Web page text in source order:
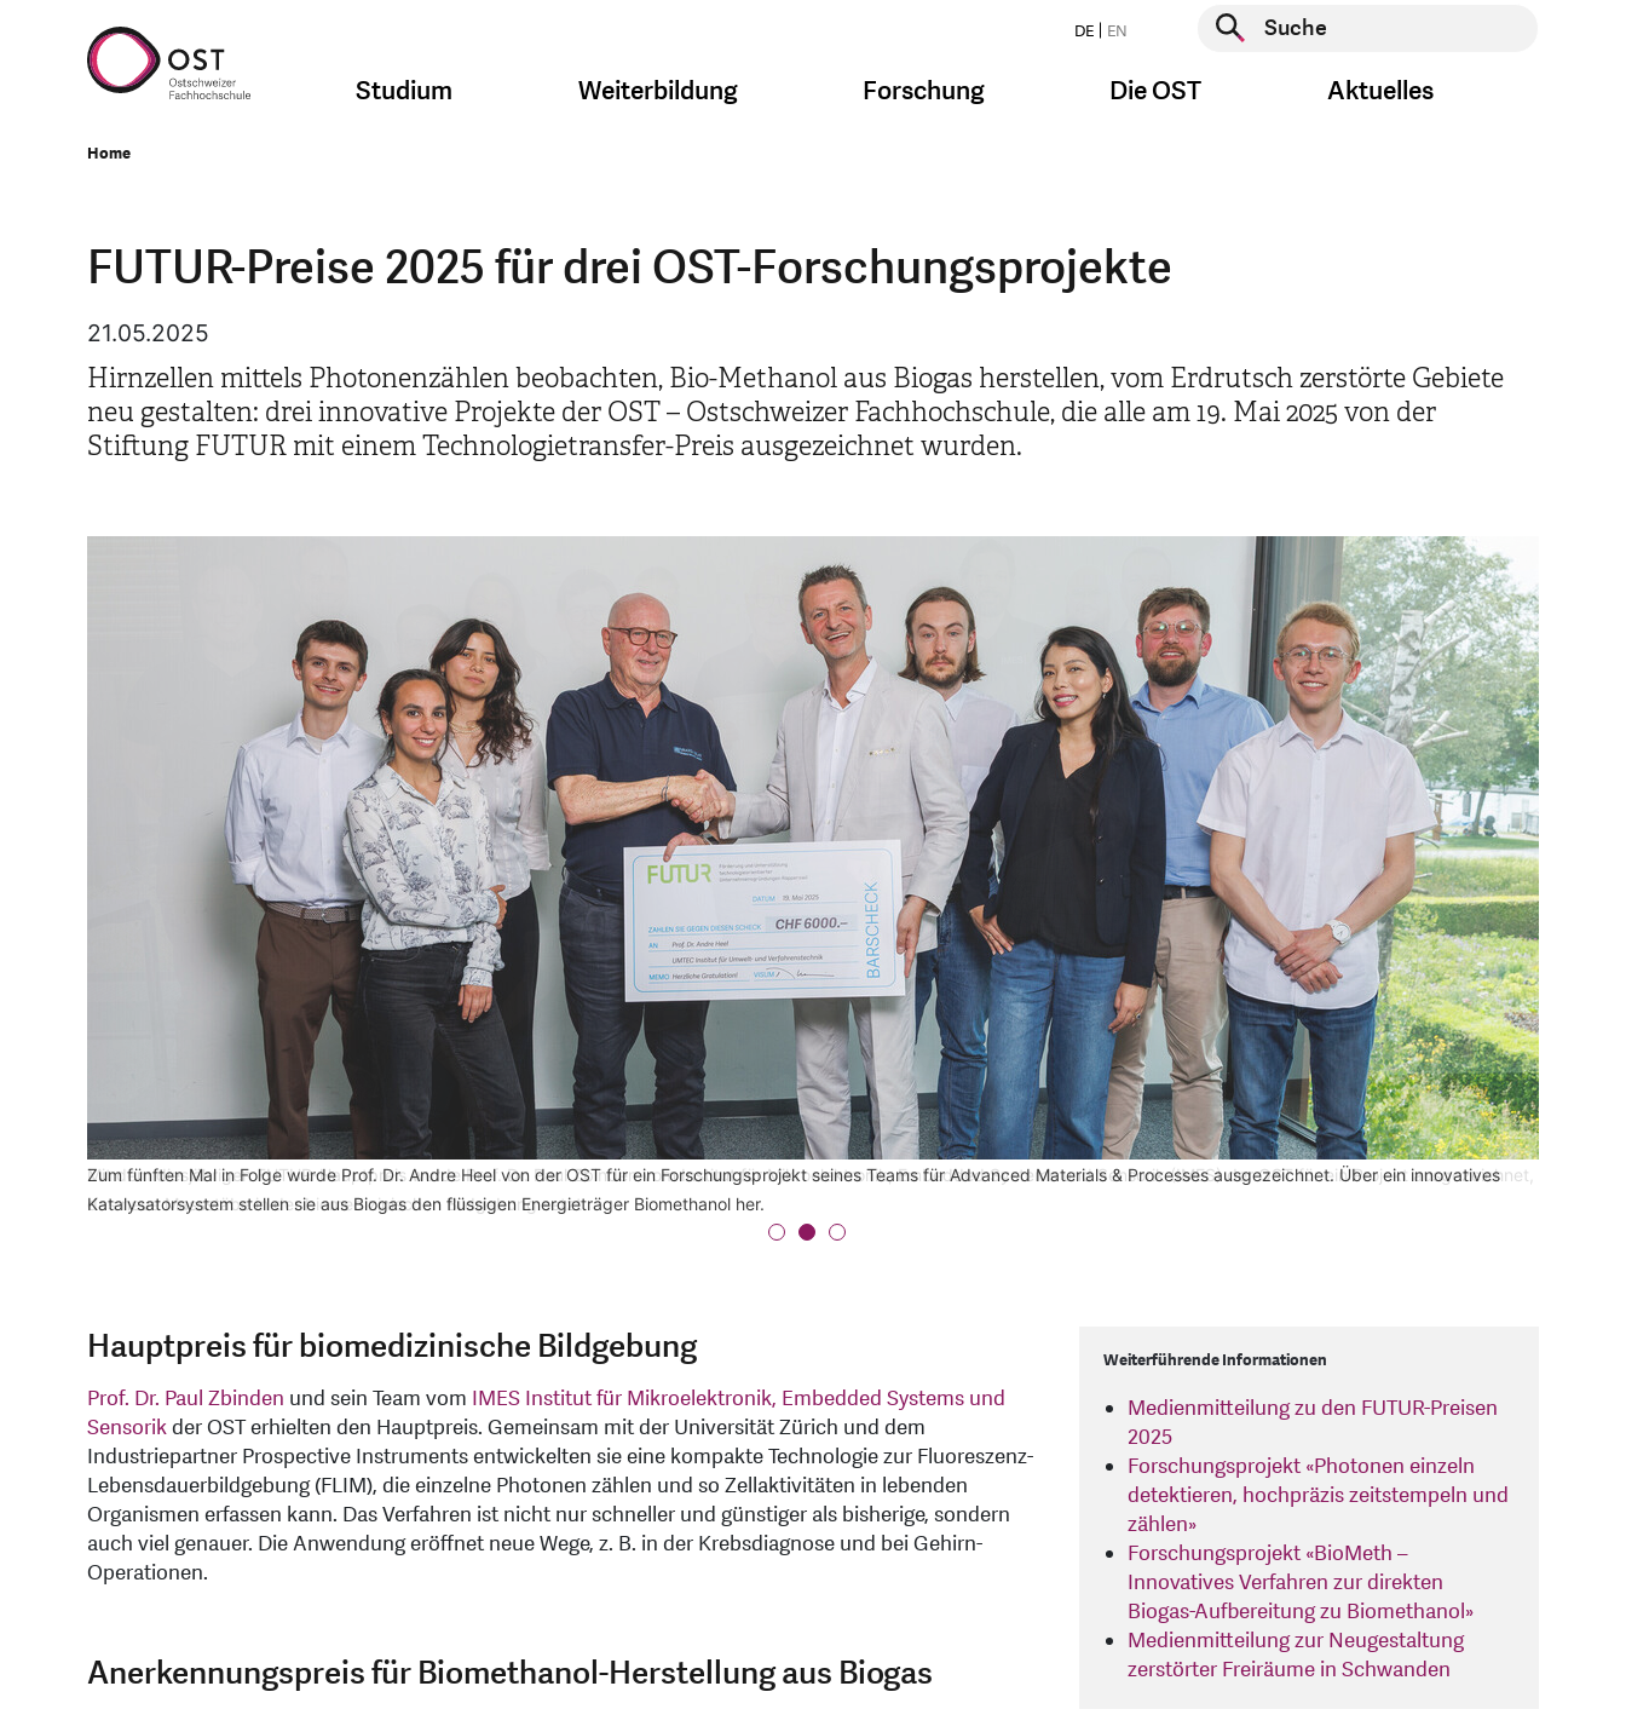
DE EN
Suche starten
Studium Weiterbildung Forschung Die OST Aktuelles
Home
FUTUR-Preise 2025 für drei OST-Forschungsprojekte
21.05.2025
Hirnzellen mittels Photonenzählen beobachten, Bio-Methanol aus Biogas herstellen, vom Erdrutsch zerstörte Gebiete
neu gestalten: drei innovative Projekte der OST – Ostschweizer Fachhochschule, die alle am 19. Mai 2025 von der
Stiftung FUTUR mit einem Technologietransfer-Preis ausgezeichnet wurden.
Mit dem diesjährigen FUTUR-Hauptpreis wurde Prof. Dr. Paul Zbinden vom Institut für Mikroelektronik, Embedded Systems und Sensorik (IMES) der OST für ein Projekt ausgezeichnet,
das neue Massstäbe in der biomedizinischen Bildgebung setzt.
Zum fünften Mal in Folge wurde Prof. Dr. Andre Heel von der OST für ein Forschungsprojekt seines Teams für Advanced Materials & Processes ausgezeichnet. Über ein innovatives
Katalysatorsystem stellen sie aus Biogas den flüssigen Energieträger Biomethanol her.
Thomas Schmidheiny, Präsident des Stiftungsrats der FUTUR-Stiftung, übergibt den Spezialpreis an Prof. Peter Vogt für ein Projekt zur Neugestaltung von Teilen der Gemeinde
Schwanden (GL), die 2023 von einem Hangrutsch schwer betroffen waren.
Hauptpreis für biomedizinische Bildgebung
Prof. Dr. Paul Zbinden und sein Team vom IMES Institut für Mikroelektronik, Embedded Systems und
Sensorikder OST erhielten den Hauptpreis. Gemeinsam mit der Universität Zürich und dem
Industriepartner Prospective Instruments entwickelten sie eine kompakte Technologie zur Fluoreszenz-
Lebensdauerbildgebung (FLIM), die einzelne Photonen zählen und so Zellaktivitäten in lebenden
Organismen erfassen kann. Das Verfahren ist nicht nur schneller und günstiger als bisherige, sondern
auch viel genauer. Die Anwendung eröffnet neue Wege, z. B. in der Krebsdiagnose und bei Gehirn-
Operationen.
Anerkennungspreis für Biomethanol-Herstellung aus Biogas
Weiterführende Informationen
Medienmitteilung zu den FUTUR-Preisen
2025
Forschungsprojekt «Photonen einzeln
detektieren, hochpräzis zeitstempeln und
zählen»
Forschungsprojekt «BioMeth –
Innovatives Verfahren zur direkten
Biogas-Aufbereitung zu Biomethanol»
Medienmitteilung zur Neugestaltung
zerstörter Freiräume in Schwanden